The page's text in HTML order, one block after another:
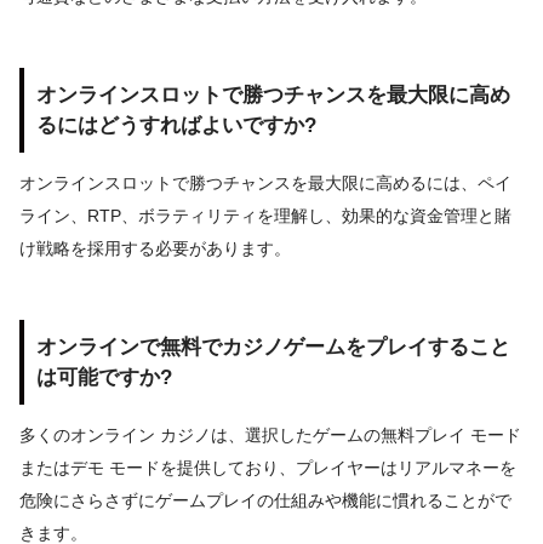
オンラインスロットで勝つチャンスを最大限に高め
るにはどうすればよいですか?
オンラインスロットで勝つチャンスを最大限に高めるには、ペイ
ライン、RTP、ボラティリティを理解し、効果的な資金管理と賭
け戦略を採用する必要があります。
オンラインで無料でカジノゲームをプレイすること
は可能ですか?
多くのオンライン カジノは、選択したゲームの無料プレイ モード
またはデモ モードを提供しており、プレイヤーはリアルマネーを
危険にさらさずにゲームプレイの仕組みや機能に慣れることがで
きます。